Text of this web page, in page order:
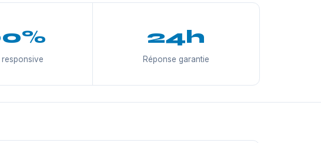
responsive
24h
Réponse garantie